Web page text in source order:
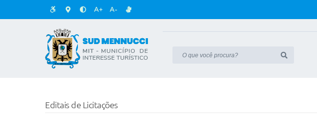
A+ A-
Editais de Licitações